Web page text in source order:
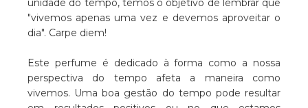
unidade do tempo, temos o objetivo de lembrar que
"vivemos apenas uma vez e devemos aproveitar o
dia". Carpe diem!
Este perfume é dedicado à forma como a nossa
perspectiva do tempo afeta a maneira como
vivemos. Uma boa gestão do tempo pode resultar